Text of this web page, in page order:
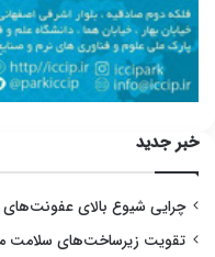
خبر جدید
چرایی شیوع بالای
تقویت زیرساخت‌های سلامت